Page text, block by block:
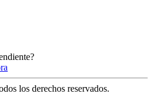
los derechos reservados.